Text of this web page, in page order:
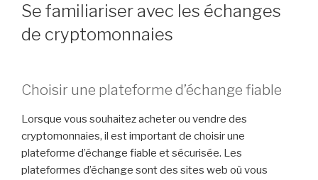
Se familiariser avec les échanges
de cryptomonnaies
Choisir une plateforme d’échange fiable
Lorsque vous souhaitez acheter ou vendre des
cryptomonnaies, il est important de choisir une
plateforme d’échange fiable et sécurisée. Les
plateformes d’échange sont des sites web où vous